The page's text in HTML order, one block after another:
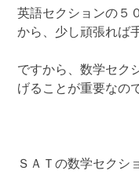
英語セクションの５
から、少し頑張れば
ですから、数学セク
げることが重要なの
ＳＡＴの数学セクシ